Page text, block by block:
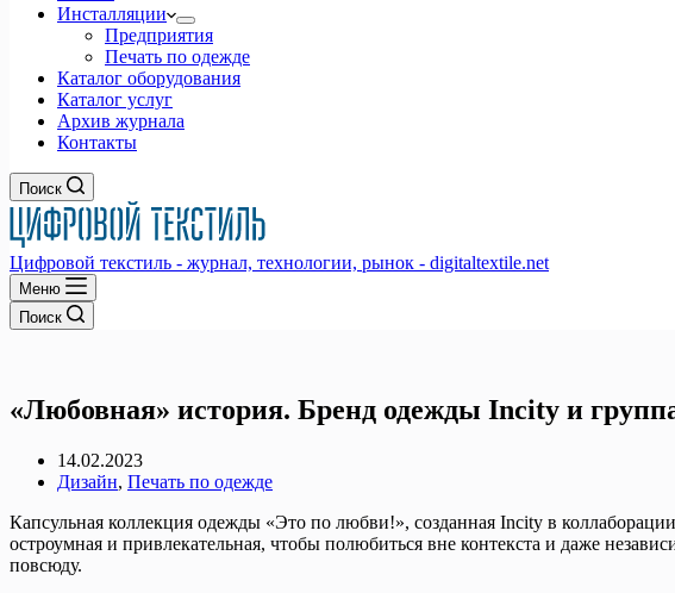
Инсталляции
Предприятия
Печать по одежде
Каталог оборудования
Каталог услуг
Архив журнала
Контакты
Поиск
Цифровой текстиль - журнал, технологии, рынок - digitaltextile.net
Меню
Поиск
«Любовная» история. Бренд одежды Incity и
14.02.2023
Дизайн, Печать по одежде
Капсульная коллекция одежды «Это по любви!», созданная Incity в
остроумная и привлекательная, чтобы полюбиться вне контекста и даже
повсюду.